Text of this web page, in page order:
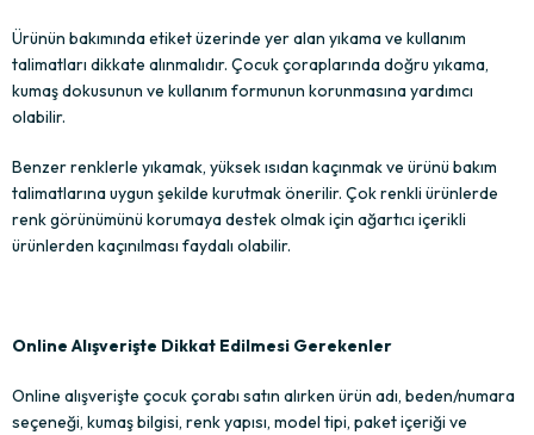
Ürünün bakımında etiket üzerinde yer alan yıkama ve kullanım
talimatları dikkate alınmalıdır. Çocuk çoraplarında doğru yıkama,
kumaş dokusunun ve kullanım formunun korunmasına yardımcı
olabilir.
Benzer renklerle yıkamak, yüksek ısıdan kaçınmak ve ürünü bakım
talimatlarına uygun şekilde kurutmak önerilir. Çok renkli ürünlerde
renk görünümünü korumaya destek olmak için ağartıcı içerikli
ürünlerden kaçınılması faydalı olabilir.
Online Alışverişte Dikkat Edilmesi Gerekenler
Online alışverişte çocuk çorabı satın alırken ürün adı, beden/numara
seçeneği, kumaş bilgisi, renk yapısı, model tipi, paket içeriği ve